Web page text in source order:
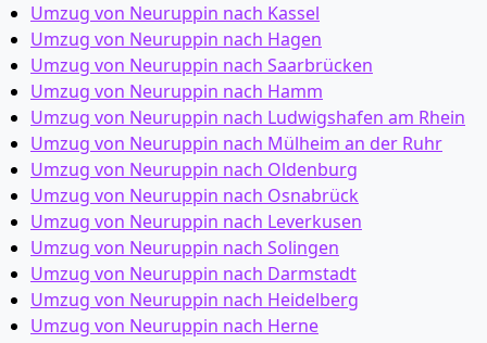
Umzug von Neuruppin nach Kassel
Umzug von Neuruppin nach Hagen
Umzug von Neuruppin nach Saarbrücken
Umzug von Neuruppin nach Hamm
Umzug von Neuruppin nach Ludwigshafen am Rhein
Umzug von Neuruppin nach Mülheim an der Ruhr
Umzug von Neuruppin nach Oldenburg
Umzug von Neuruppin nach Osnabrück
Umzug von Neuruppin nach Leverkusen
Umzug von Neuruppin nach Solingen
Umzug von Neuruppin nach Darmstadt
Umzug von Neuruppin nach Heidelberg
Umzug von Neuruppin nach Herne